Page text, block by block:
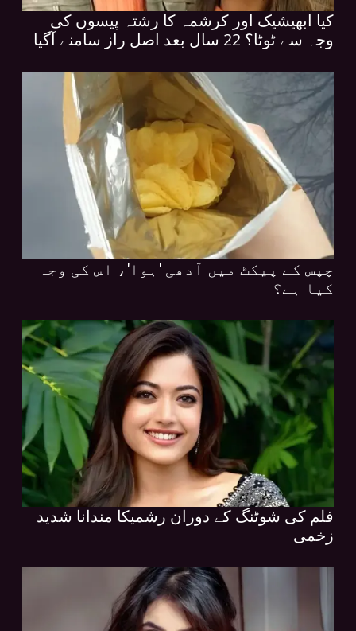
کیا ابھیشیک اور کرشمہ کا رشتہ پیسوں کی
وجہ سے ٹوٹا؟ 22 سال بعد اصل راز سامنے آگیا
چپس کے پیکٹ میں آدھی 'ہوا'، اس کی وجہ
کیا ہے؟
فلم کی شوٹنگ کے دوران رشمیکا مندانا شدید
زخمی